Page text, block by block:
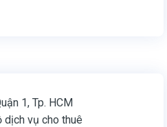
1, Tp. HCM
dịch vụ cho thuê